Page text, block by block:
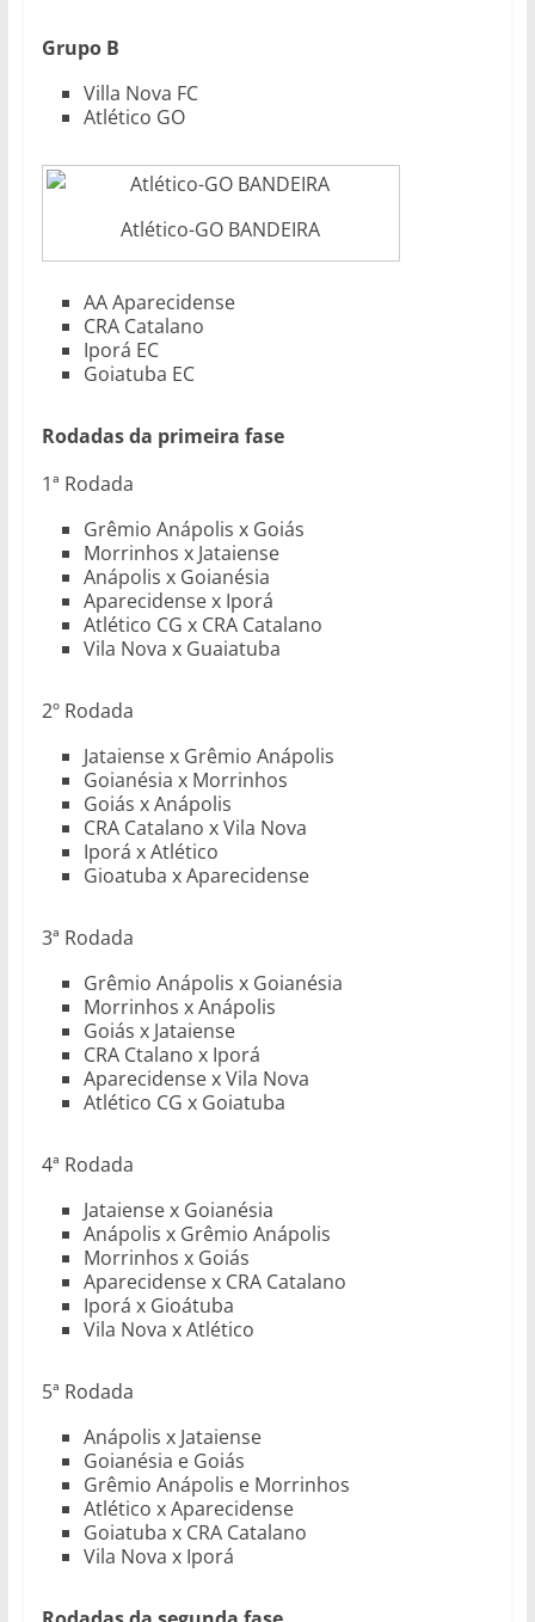
Grupo B
Villa Nova FC
Atlético GO
Atlético-GO BANDEIRA
AA Aparecidense
CRA Catalano
Iporá EC
Goiatuba EC
Rodadas da primeira fase
1ª Rodada
Grêmio Anápolis x Goiás
Morrinhos x Jataiense
Anápolis x Goianésia
Aparecidense x Iporá
Atlético CG x CRA Catalano
Vila Nova x Guaiatuba
2º Rodada
Jataiense x Grêmio Anápolis
Goianésia x Morrinhos
Goiás x Anápolis
CRA Catalano x Vila Nova
Iporá x Atlético
Gioatuba x Aparecidense
3ª Rodada
Grêmio Anápolis x Goianésia
Morrinhos x Anápolis
Goiás x Jataiense
CRA Ctalano x Iporá
Aparecidense x Vila Nova
Atlético CG x Goiatuba
4ª Rodada
Jataiense x Goianésia
Anápolis x Grêmio Anápolis
Morrinhos x Goiás
Aparecidense x CRA Catalano
Iporá x Gioátuba
Vila Nova x Atlético
5ª Rodada
Anápolis x Jataiense
Goianésia e Goiás
Grêmio Anápolis e Morrinhos
Atlético x Aparecidense
Goiatuba x CRA Catalano
Vila Nova x Iporá